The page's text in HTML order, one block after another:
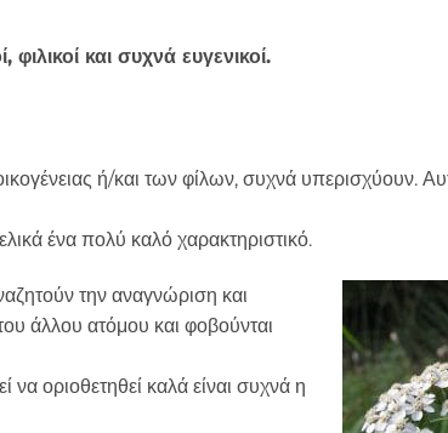
και συχνά ευγενικοί.
ή/και των φίλων, συχνά υπερισχύουν.
ένα πολύ καλό χαρακτηριστικό.
την αναγνώριση και
άλλου ατόμου και φοβούνται
να οριοθετηθεί καλά είναι συχνά η